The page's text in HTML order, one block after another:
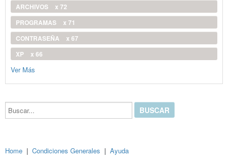
ARCHIVOS
x 72
PROGRAMAS
x 71
CONTRASEÑA
x 67
XP
x 66
Ver Más
Buscar...
Home | Condiciones Generales | Ayuda